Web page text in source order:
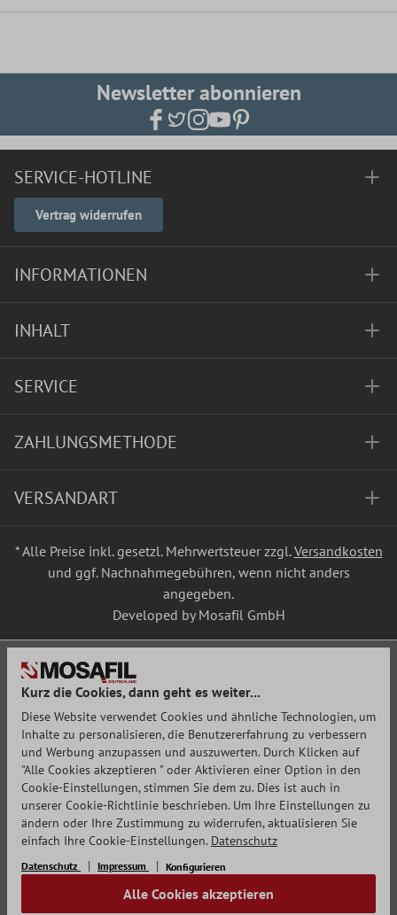
Newsletter abonnieren
SERVICE-HOTLINE
Vertrag widerrufen
INFORMATIONEN
INHALT
SERVICE
ZAHLUNGSMETHODE
VERSANDART
* Alle Preise inkl. gesetzl. Mehrwertsteuer zzgl.Versandkosten
und ggf. Nachnahmegebühren, wenn nicht anders
angegeben.
Developed by Mosafil GmbH
Kurz die Cookies, dann geht es weiter...
Diese Website verwendet Cookies und ähnliche Technologien, um
Inhalte zu personalisieren, die Benutzererfahrung zu verbessern
und Werbung anzupassen und auszuwerten. Durch Klicken auf
"Alle Cookies akzeptieren " oder Aktivieren einer Option in den
Cookie-Einstellungen, stimmen Sie dem zu. Dies ist auch in
unserer Cookie-Richtlinie beschrieben. Um Ihre Einstellungen zu
ändern oder Ihre Zustimmung zu widerrufen, aktualisieren Sie
einfach Ihre Cookie-Einstellungen. Datenschutz
Datenschutz Impressum Konfigurieren
Alle Cookies akzeptieren